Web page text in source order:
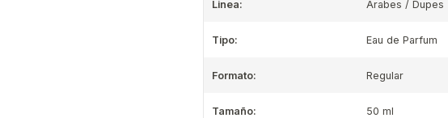
Linea: Arabes / Dupes
Tipo: Eau de Parfum
Formato: Regular
Tamaño: 50 ml